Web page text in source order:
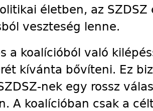
életben, az
veszteség lenne.
a koalícióból való
kívánta bővíteni. Ez
nek egy rossz
A koalícióban csak a